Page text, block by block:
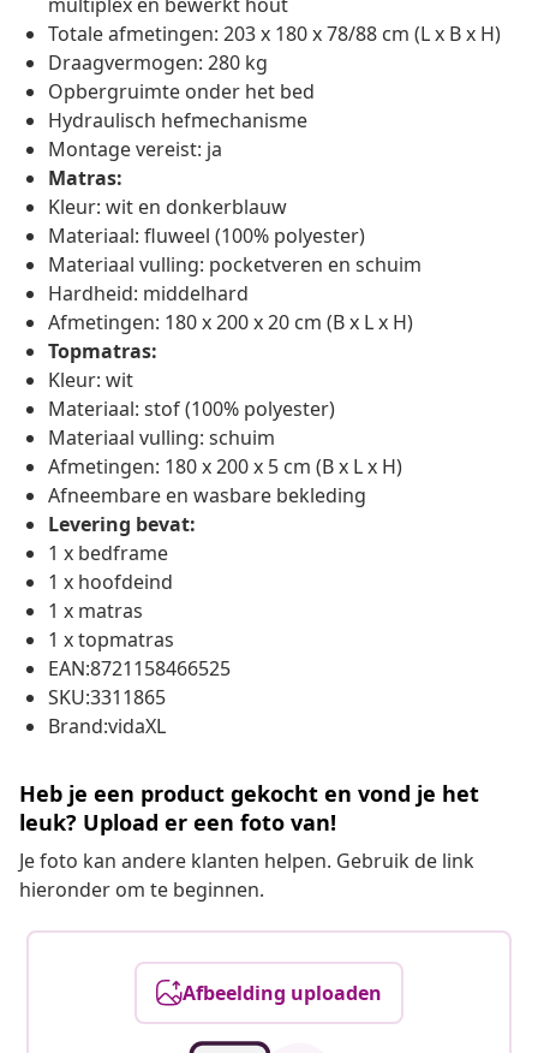
Totale afmetingen: 203 x 180 x 78/88 cm (L x B x H)
Draagvermogen: 280 kg
Opbergruimte onder het bed
Hydraulisch hefmechanisme
Montage vereist: ja
Matras:
Kleur: wit en donkerblauw
Materiaal: fluweel (100% polyester)
Materiaal vulling: pocketveren en schuim
Hardheid: middelhard
Afmetingen: 180 x 200 x 20 cm (B x L x H)
Topmatras:
Kleur: wit
Materiaal: stof (100% polyester)
Materiaal vulling: schuim
Afmetingen: 180 x 200 x 5 cm (B x L x H)
Afneembare en wasbare bekleding
Levering bevat:
1 x bedframe
1 x hoofdeind
1 x matras
1 x topmatras
EAN:8721158466525
SKU:3311865
Brand:vidaXL
Heb je een product gekocht en vond je het
leuk? Upload er een foto van!
Je foto kan andere klanten helpen. Gebruik de link
hieronder om te beginnen.
Afbeelding uploaden